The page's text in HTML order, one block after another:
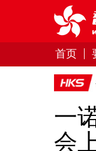
首页
一
会